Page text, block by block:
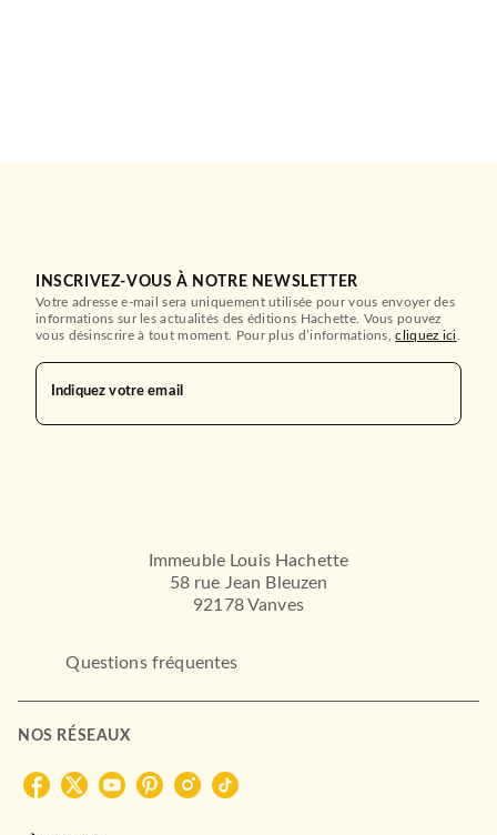
INSCRIVEZ-VOUS À NOTRE NEWSLETTER
Votre adresse e-mail sera uniquement utilisée pour vous envoyer des
informations sur les actualités des éditions Hachette. Vous pouvez
vous désinscrire à tout moment. Pour plus d’informations,cliquez ici
Indiquez votre email
Immeuble Louis Hachette
58 rue Jean Bleuzen
92178 Vanves
Questions fréquentes
NOS RÉSEAUX